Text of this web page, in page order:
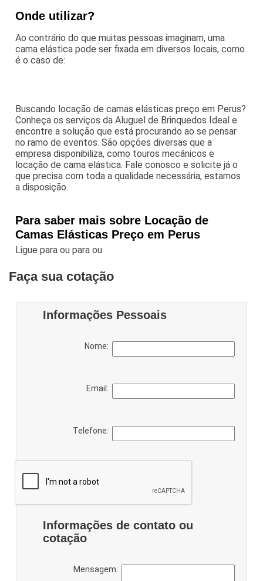
Onde utilizar?
Ao contrário do que muitas pessoas imaginam, uma
cama elástica pode ser fixada em diversos locais, como
é o caso de:
Buscando locação de camas elásticas preço em Perus?
Conheça os serviços da Aluguel de Brinquedos Ideal e
encontre a solução que está procurando ao se pensar
no ramo de eventos. São opções diversas que a
empresa disponibiliza, como touros mecânicos e
locação de cama elástica. Fale conosco e solicite já o
que precisa com toda a qualidade necessária, estamos
a disposição.
Para saber mais sobre Locação de
Camas Elásticas Preço em Perus
Ligue paraou paraou
Faça sua cotação
Informações Pessoais
Nome:
Email:
Telefone:
Informações de contato ou
cotação
Mensagem: